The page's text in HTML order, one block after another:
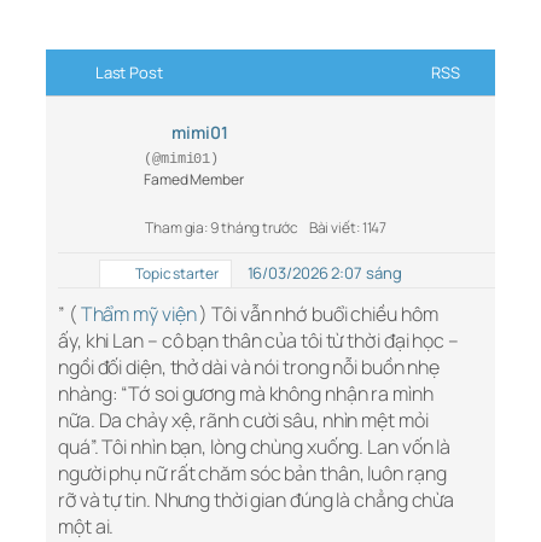
Last Post RSS
mimi01
(@mimi01)
Famed Member
Tham gia: 9 tháng trước Bài viết: 1147
Topic starter 16/03/2026 2:07 sáng
” (Thẩm mỹ viện) Tôi vẫn nhớ buổi chiều hôm
ấy, khi Lan – cô bạn thân của tôi từ thời đại học –
ngồi đối diện, thở dài và nói trong nỗi buồn nhẹ
nhàng: “Tớ soi gương mà không nhận ra mình
nữa. Da chảy xệ, rãnh cười sâu, nhìn mệt mỏi
quá”. Tôi nhìn bạn, lòng chùng xuống. Lan vốn là
người phụ nữ rất chăm sóc bản thân, luôn rạng
rỡ và tự tin. Nhưng thời gian đúng là chẳng chừa
một ai.